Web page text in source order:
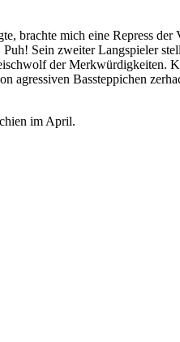
brachte mich eine Repress
Sein zweiter Langspieler
der Merkwürdigkeiten.
agressiven Bassteppichen
im April.